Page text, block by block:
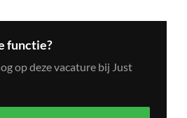
functie?
op deze vacature bij Just